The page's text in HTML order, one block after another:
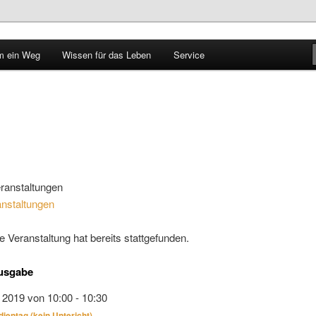
im Walbachtal
ein Weg Wissen für das Leben Service
Veranstaltung hat bereits stattgefunden.
von 10:00- 10:30